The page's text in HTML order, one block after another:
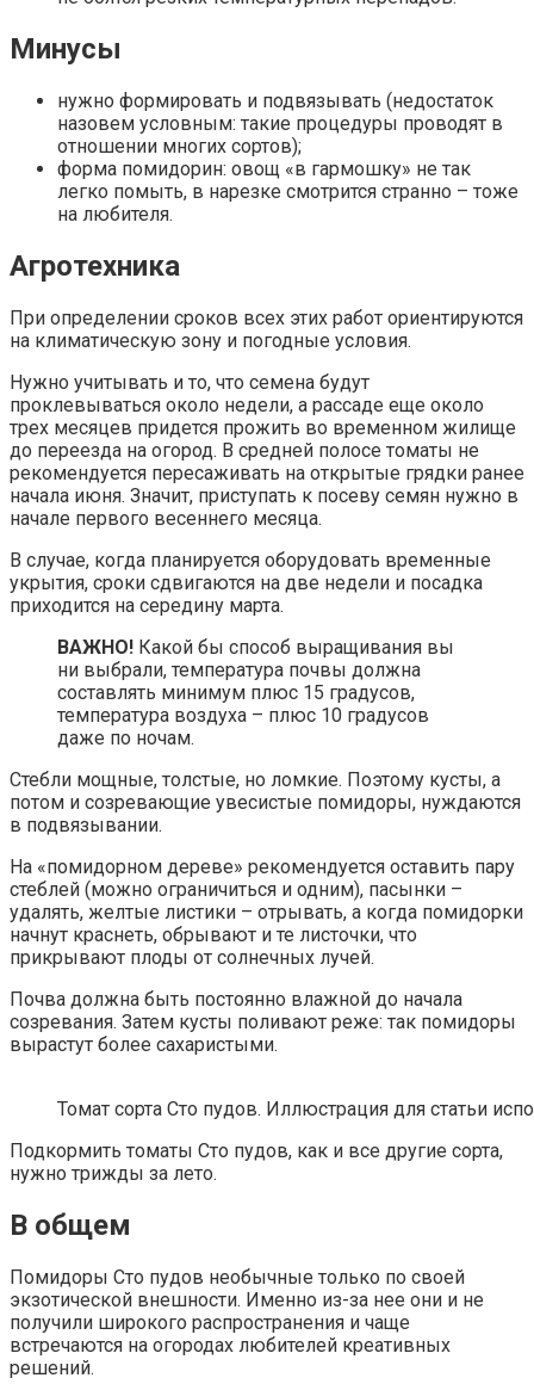
Минусы
нужно формировать и подвязывать (недостаток
назовем условным: такие процедуры проводят в
отношении многих сортов);
форма помидорин: овощ «в гармошку» не так
легко помыть, в нарезке смотрится странно – тоже
на любителя.
Агротехника
При определении сроков всех этих работ ориентируются
на климатическую зону и погодные условия.
Нужно учитывать и то, что семена будут
проклевываться около недели, а рассаде еще около
трех месяцев придется прожить во временном жилище
до переезда на огород. В средней полосе томаты не
рекомендуется пересаживать на открытые грядки ранее
начала июня. Значит, приступать к посеву семян нужно в
начале первого весеннего месяца.
В случае, когда планируется оборудовать временные
укрытия, сроки сдвигаются на две недели и посадка
приходится на середину марта.
ВАЖНО! Какой бы способ выращивания вы
ни выбрали, температура почвы должна
составлять минимум плюс 15 градусов,
температура воздуха – плюс 10 градусов
даже по ночам.
Стебли мощные, толстые, но ломкие. Поэтому кусты, а
потом и созревающие увесистые помидоры, нуждаются
в подвязывании.
На «помидорном дереве» рекомендуется оставить пару
стеблей (можно ограничиться и одним), пасынки –
удалять, желтые листики – отрывать, а когда помидорки
начнут краснеть, обрывают и те листочки, что
прикрывают плоды от солнечных лучей.
Почва должна быть постоянно влажной до начала
созревания. Затем кусты поливают реже: так помидоры
вырастут более сахаристыми.
Томат сорта Сто пудов. Иллюстрация для статьи
Подкормить томаты Сто пудов, как и все другие сорта,
нужно трижды за лето.
В общем
Помидоры Сто пудов необычные только по своей
экзотической внешности. Именно из-за нее они и не
получили широкого распространения и чаще
встречаются на огородах любителей креативных
решений.